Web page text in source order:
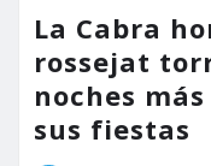
La Cabra
rossejat
noches
sus fiestas